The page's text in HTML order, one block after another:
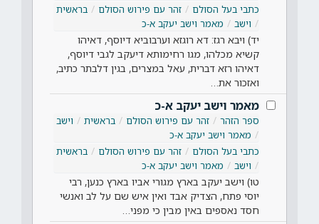
כתבי בעל הסולם
זהר עם פירוש הסולם
בראשית
וישב
מאמר וישב יעקב א-כ
יד) ויבא רגז: דא רוגזא וערבוביא דיוסף, דאיהו
קשיא מכלהו, מגו רחימותא דיעקב לגבי דיוסף,
דאיהו רזא דברית, עאל במצרים, בגין דלבתר כתיב,
ואזכור את…
מאמר וישב יעקב א-כ
ספר הזהר זהר עם פירוש הסולם בראשית
וישב
מאמר וישב יעקב א-כ
כתבי בעל הסולם
זהר עם פירוש הסולם
בראשית
וישב
מאמר וישב יעקב א-כ
טו) וישב יעקב בארץ מגורי אביו בארץ כנען, רבי
יוסי פתח, הצדיק אבד ואין איש שם על לב ואנשי
חסד נאספים באין מבין כי מפני…